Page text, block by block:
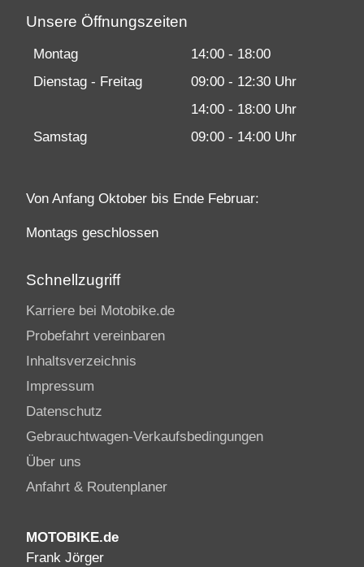
Unsere Öffnungszeiten
Montag
14:00 - 18:00
Dienstag - Freitag
09:00 - 12:30 Uhr
14:00 - 18:00 Uhr
Samstag
09:00 - 14:00 Uhr
Von Anfang Oktober bis Ende Februar:
Montags geschlossen
Schnellzugriff
Karriere bei Motobike.de
Probefahrt vereinbaren
Inhaltsverzeichnis
Impressum
Datenschutz
Gebrauchtwagen-Verkaufsbedingungen
Über uns
Anfahrt & Routenplaner
MOTOBIKE.de
Frank Jörger